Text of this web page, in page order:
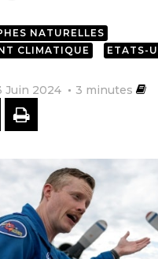
NATURELLES
CLIMATIQUE
ETATS-
Juin 2024 3 minutes
SUR
PARTAGER SUR
IMPRIMER